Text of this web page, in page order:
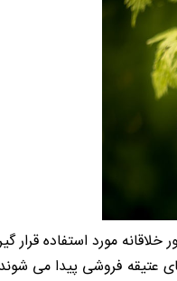
مورد استفاده قرار
عتیقه فروشی پیدا می